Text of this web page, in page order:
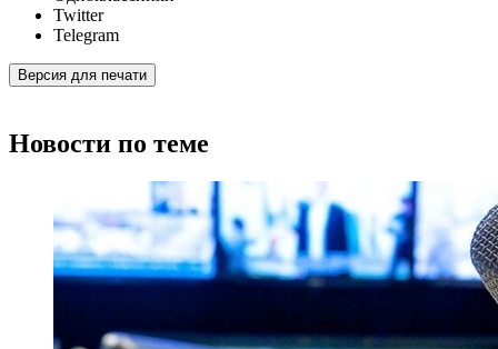
Twitter
Telegram
Версия для печати
Новости по теме